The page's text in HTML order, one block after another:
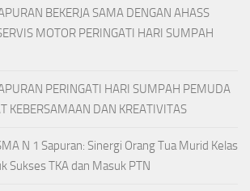
BEKERJA SAMA DENGAN AHASS
MOTOR PERINGATI HARI SUMPAH
PERINGATI HARI SUMPAH PEMUDA
KEBERSAMAAN DAN KREATIVITAS
N 1 Sapuran: Sinergi Orang Tua Murid Kelas
Sukses TKA dan Masuk PTN